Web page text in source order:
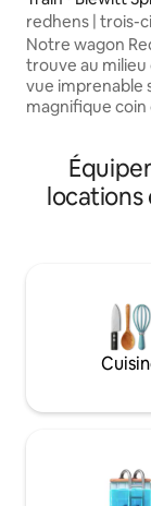
redhens | trois-
Notre wagon
trouve au
vue imprenable
magnifique coin
offre des
lits Queen
depuis votre
de la vue
de dégustation
la magnifique
locations